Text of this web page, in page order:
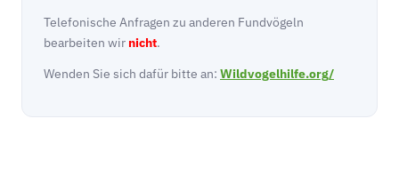
Telefonische Anfragen zu anderen Fundvögeln
bearbeiten wir nicht.
Wenden Sie sich dafür bitte an: Wildvogelhilfe.org/